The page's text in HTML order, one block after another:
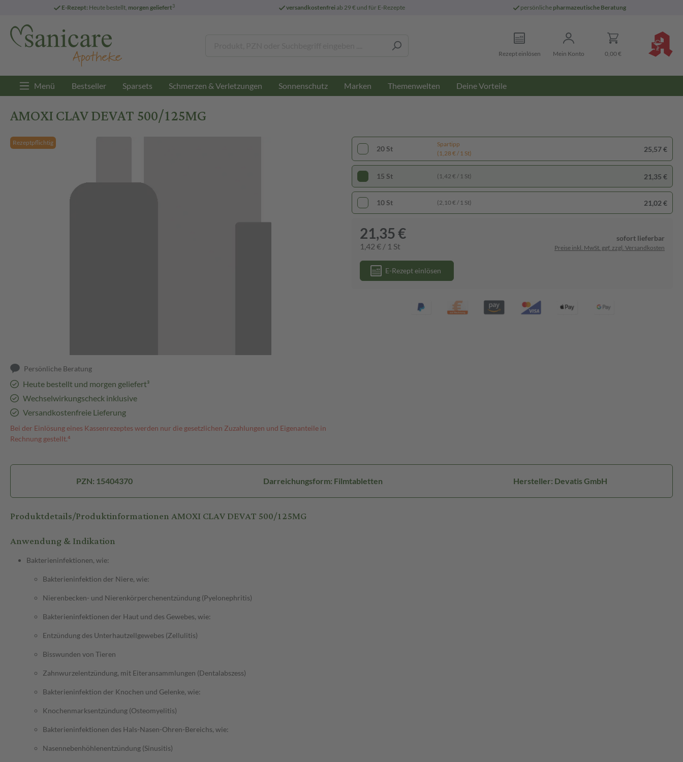
E-Rezept: Heute bestellt, morgen geliefert3 versandkostenfreiab 29 € und für E-Rezepte persönliche pharmazeutische Beratung
Rezept einlösen Mein Konto 0,00 €
Menü Bestseller Sparsets Schmerzen & Verletzungen Sonnenschutz Marken Themenwelten Deine Vorteile
AMOXI CLAV DEVAT 500/125MG
Rezeptpflichtig
Persönliche Beratung
Heute bestellt und morgen geliefert³
Wechselwirkungscheck inklusive
Versandkostenfreie Lieferung
Bei der Einlösung eines Kassenrezeptes werden nur die gesetzlichen Zuzahlungen und Eigenanteile in
Rechnung gestellt.⁴
20 St
Spartipp
(1,28 € / 1 St)
25,57 €
15 St (1,42 € / 1 St) 21,35 €
10 St (2,10 € / 1 St) 21,02 €
21,35 €
1,42 € / 1 St
sofort lieferbar
Preise inkl. MwSt. ggf. zzgl. Versandkosten
E-Rezept einlösen
PZN: 15404370 Darreichungsform: Filmtabletten Hersteller: Devatis GmbH
Produktdetails/Produktinformationen AMOXI CLAV DEVAT 500/125MG
Anwendung & Indikation
Bakterieninfektionen, wie:
Bakterieninfektion der Niere, wie:
Nierenbecken- und Nierenkörperchenentzündung (Pyelonephritis)
Bakterieninfektionen der Haut und des Gewebes, wie:
Entzündung des Unterhautzellgewebes (Zellulitis)
Bisswunden von Tieren
Zahnwurzelentzündung, mit Eiteransammlungen (Dentalabszess)
Bakterieninfektion der Knochen und Gelenke, wie:
Knochenmarksentzündung (Osteomyelitis)
Bakterieninfektionen des Hals-Nasen-Ohren-Bereichs, wie:
Nasennebenhöhlenentzündung (Sinusitis)